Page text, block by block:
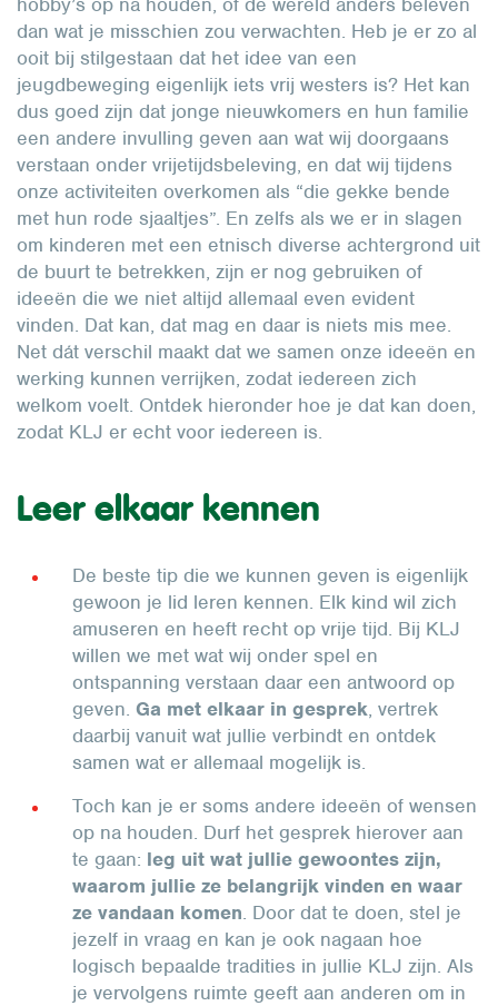
dan wat je misschien zou verwachten. Heb je er zo al
ooit bij stilgestaan dat het idee van een
jeugdbeweging eigenlijk iets vrij westers is? Het kan
dus goed zijn dat jonge nieuwkomers en hun familie
een andere invulling geven aan wat wij doorgaans
verstaan onder vrijetijdsbeleving, en dat wij tijdens
onze activiteiten overkomen als “die gekke bende
met hun rode sjaaltjes”. En zelfs als we er in slagen
om kinderen met een etnisch diverse achtergrond uit
de buurt te betrekken, zijn er nog gebruiken of
ideeën die we niet altijd allemaal even evident
vinden. Dat kan, dat mag en daar is niets mis mee.
Net dát verschil maakt dat we samen onze ideeën en
werking kunnen verrijken, zodat iedereen zich
welkom voelt. Ontdek hieronder hoe je dat kan doen,
zodat KLJ er echt voor iedereen is.
Leer elkaar kennen
De beste tip die we kunnen geven is eigenlijk
gewoon je lid leren kennen. Elk kind wil zich
amuseren en heeft recht op vrije tijd. Bij KLJ
willen we met wat wij onder spel en
ontspanning verstaan daar een antwoord op
geven. Ga met elkaar in gesprek, vertrek
daarbij vanuit wat jullie verbindt en ontdek
samen wat er allemaal mogelijk is.
Toch kan je er soms andere ideeën of wensen
op na houden. Durf het gesprek hierover aan
te gaan: leg uit wat jullie gewoontes zijn,
waarom jullie ze belangrijk vinden en waar
ze vandaan komen. Door dat te doen, stel je
jezelf in vraag en kan je ook nagaan hoe
logisch bepaalde tradities in jullie KLJ zijn. Als
je vervolgens ruimte geeft aan anderen om in